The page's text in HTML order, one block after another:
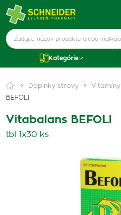
Kategórie
Doplnky stravy Vitamíny
BEFOLI
Vitabalans BEFOLI
tbl 1x30 ks